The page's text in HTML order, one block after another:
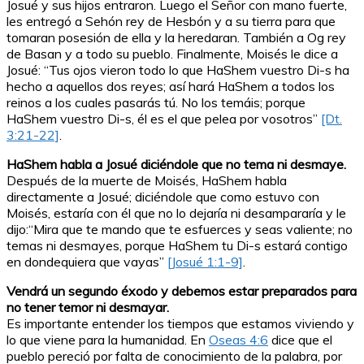
Josué y sus hijos entraron. Luego el Señor con mano fuerte,
les entregó a Sehón rey de Hesbón y a su tierra para que
tomaran posesión de ella y la heredaran. También a Og rey
de Basan y a todo su pueblo. Finalmente, Moisés le dice a
Josué: “Tus ojos vieron todo lo que HaShem vuestro Di-s ha
hecho a aquellos dos reyes; así hará HaShem a todos los
reinos a los cuales pasarás tú. No los temáis; porque
HaShem vuestro Di-s, él es el que pelea por vosotros” [Dt.
3:21-22].
HaShem habla a Josué diciéndole que no tema ni desmaye.
Después de la muerte de Moisés, HaShem habla
directamente a Josué; diciéndole que como estuvo con
Moisés, estaría con él que no lo dejaría ni desampararía y le
dijo:“Mira que te mando que te esfuerces y seas valiente; no
temas ni desmayes, porque HaShem tu Di-s estará contigo
en dondequiera que vayas” [Josué 1:1-9].
Vendrá un segundo éxodo y debemos estar preparados para
no tener temor ni desmayar.
Es importante entender los tiempos que estamos viviendo y
lo que viene para la humanidad. En Oseas 4:6 dice que el
pueblo pereció por falta de conocimiento de la palabra, por